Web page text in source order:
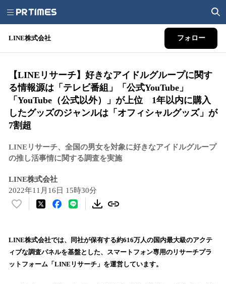
LINE株式会社 フォロー
【LINEリサーチ】好きなアイドルグループに関す
る情報源は「テレビ番組」「公式YouTube」
「YouTube（公式以外）」が上位 1年以内に購入
したグッズのジャンルは「オフィシャルグッズ」が
7割超
LINEリサーチ、全国の男女を対象に好きなアイドルグループ
の推し活事情に関する調査を実施
LINE株式会社
2022年11月16日 15時30分
い
！
数
を
LINE株式会社では、同社が保有する約616万人の国内最大級のアクテ
ィブな調査パネルを基盤とした、スマートフォン専用のリサーチプラ
ットフォーム「LINEリサーチ」を運営しています。